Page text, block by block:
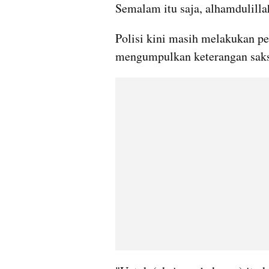
Semalam itu saja,
Polisi kini masih melakukan
mengumpulkan keterangan